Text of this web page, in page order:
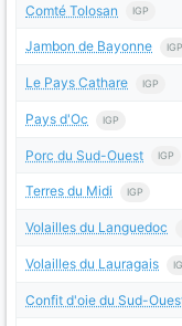
Comté Tolosan IGP
Jambon de Bayonne IGP
Le Pays Cathare IGP
Pays d'Oc IGP
Porc du Sud-Ouest IGP
Terres du Midi IGP
Volailles du Languedoc
Volailles du Lauragais
Confit d'oie du Sud-